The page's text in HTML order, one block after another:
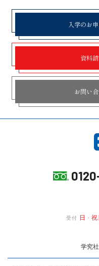
入学のお
資料
お問い
受付 日 ・ 祝
学究